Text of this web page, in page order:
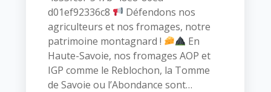
d01ef92336c8
Défendons nos
agriculteurs et nos fromages, notre
patrimoine montagnard !
En
Haute-Savoie, nos fromages AOP et
IGP comme le Reblochon, la Tomme
de Savoie ou l’Abondance sont…